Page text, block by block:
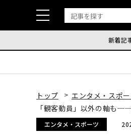
新着記
トップ
エンタメ・スポ
「観客動員」以外の軸も
エンタメ・スポーツ